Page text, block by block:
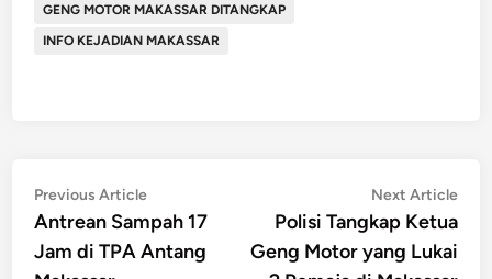
GENG MOTOR MAKASSAR DITANGKAP
INFO KEJADIAN MAKASSAR
Post
navigation
Previous ArticlePrevious
article:
Antrean Sampah 17
Jam di TPA Antang
Next Article
Polisi Tangkap Ketua
Geng Motor yang Lukai